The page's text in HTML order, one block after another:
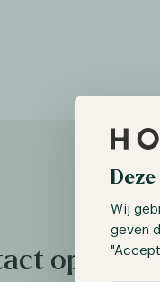
Wij
geven
op